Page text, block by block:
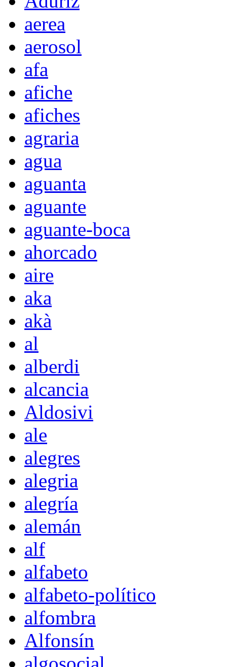
aerea
aerosol
afa
afiche
afiches
agraria
agua
aguanta
aguante
aguante-boca
ahorcado
aire
aka
akà
al
alberdi
alcancia
Aldosivi
ale
alegres
alegria
alegría
alemán
alf
alfabeto
alfabeto-político
alfombra
Alfonsín